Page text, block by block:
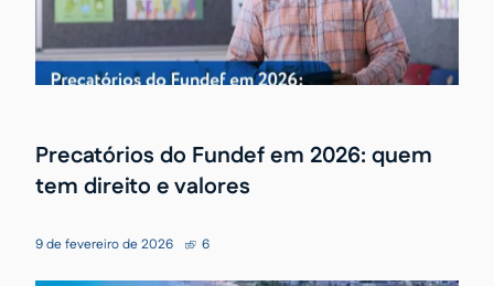
Precatórios do Fundef em 2026: quem
tem direito e valores
9 de fevereiro de 2026 6